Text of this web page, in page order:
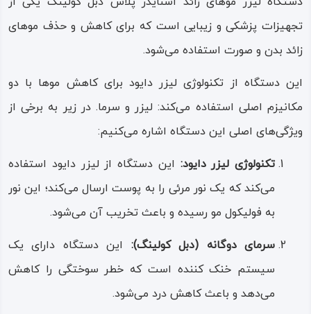
تجهیزات پزشکی و زیبایی است که برای کاهش و حذف موهای
زائد بدن و صورت استفاده می‌شود.
این دستگاه از تکنولوژی لیزر دایود برای کاهش موها با دو
مکانیزم اصلی استفاده می‌کند: لیزر و سرما. در زیر به برخی از
ویژگی‌های اصلی این دستگاه اشاره می‌کنیم:
تکنولوژی لیزر دایود: این دستگاه از لیزر دایود استفاده
می‌کند که یک نور مرئی را به پوست ارسال می‌کند؛ این نور
به فولیکول مو رسیده و باعث تخریب آن می‌شود.
سرمای دوگانه (دبل کولینگ): این دستگاه دارای یک
سیستم خنک‌ کننده است که خطر سوختگی را کاهش
می‌دهد و باعث کاهش درد می‌شود.